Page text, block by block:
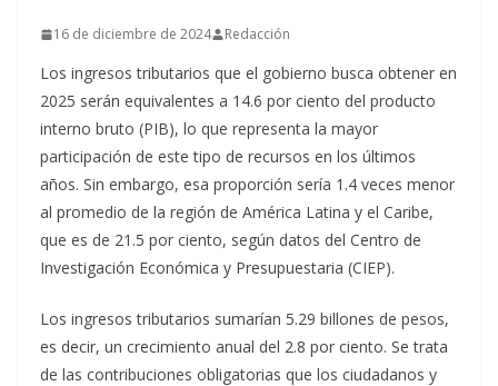
16 de diciembre de 2024 Redacción
Los ingresos tributarios que el gobierno busca obtener en
2025 serán equivalentes a 14.6 por ciento del producto
interno bruto (PIB), lo que representa la mayor
participación de este tipo de recursos en los últimos
años. Sin embargo, esa proporción sería 1.4 veces menor
al promedio de la región de América Latina y el Caribe,
que es de 21.5 por ciento, según datos del Centro de
Investigación Económica y Presupuestaria (CIEP).
Los ingresos tributarios sumarían 5.29 billones de pesos,
es decir, un crecimiento anual del 2.8 por ciento. Se trata
de las contribuciones obligatorias que los ciudadanos y